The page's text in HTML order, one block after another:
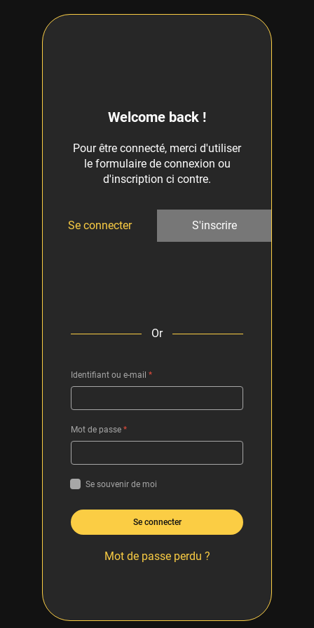
Welcome back !
Pour être connecté, merci d'utiliser
le formulaire de connexion ou
d'inscription ci contre.
Se connecter S'inscrire
Or
Identifiant ou e-mail *
Mot de passe *
Se souvenir de moi
Se connecter
Mot de passe perdu ?